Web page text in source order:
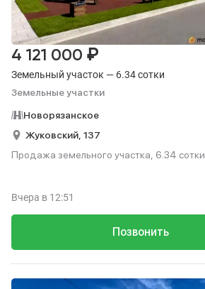
Земельный участок — 6.34 сотки
Земельные участки
4 121 000 ₽
Новорязанское
Жуковский, 137
Продажа земельного участка, 6.34 сотки.
Позвонить
Вчера в 12:51